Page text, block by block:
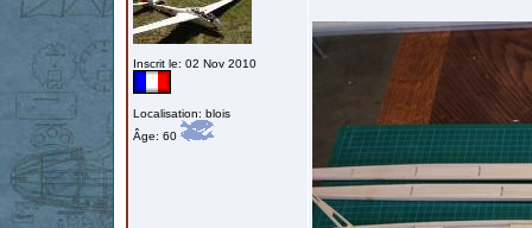
Inscrit le: 02 Nov 2010
Localisation: blois
Âge: 60